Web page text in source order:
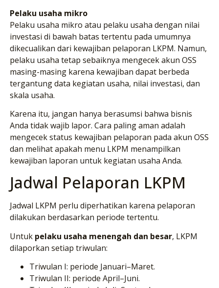
Pelaku usaha mikro
Pelaku usaha mikro atau pelaku usaha dengan nilai
investasi di bawah batas tertentu pada umumnya
dikecualikan dari kewajiban pelaporan LKPM. Namun,
pelaku usaha tetap sebaiknya mengecek akun OSS
masing-masing karena kewajiban dapat berbeda
tergantung data kegiatan usaha, nilai investasi, dan
skala usaha.
Karena itu, jangan hanya berasumsi bahwa bisnis
Anda tidak wajib lapor. Cara paling aman adalah
mengecek status kewajiban pelaporan pada akun OSS
dan melihat apakah menu LKPM menampilkan
kewajiban laporan untuk kegiatan usaha Anda.
Jadwal Pelaporan LKPM
Jadwal LKPM perlu diperhatikan karena pelaporan
dilakukan berdasarkan periode tertentu.
Untuk pelaku usaha menengah dan besar, LKPM
dilaporkan setiap triwulan:
Triwulan I: periode Januari–Maret.
Triwulan II: periode April–Juni.